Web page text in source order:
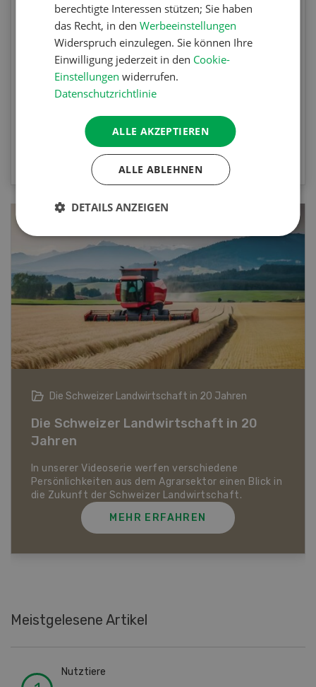
Testen Sie Ihr Wissen. Machen Sie mit am
Agrar-Quiz der UFA-Revue. Die Fragen
beziehen sich auf die Unkrautbekämpfung und
Maschinen zur mechanischen
Unkrautbekämpfung.
ZUM QUIZ
Die Schweizer Landwirtschaft in 20 Jahren
Die Schweizer Landwirtschaft in 20
Jahren
In unserer Videoserie werfen verschiedene
Persönlichkeiten aus dem Agrarsektor einen Blick in
die Zukunft der Schweizer Landwirtschaft.
MEHR ERFAHREN
Meistgelesene Artikel
Nutztiere
berechtigte Interessen stützen; Sie haben
das Recht, in denWerbeeinstellungen
Widerspruch einzulegen. Sie können Ihre
Einwilligung jederzeit in den Cookie-
Einstellungen widerrufen.
Datenschutzrichtlinie
ALLE AKZEPTIEREN
ALLE ABLEHNEN
DETAILS ANZEIGEN